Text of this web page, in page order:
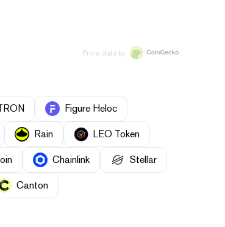
Price data by
Figure Heloc
Rain LEO Token
Chainlink Stellar
Canton